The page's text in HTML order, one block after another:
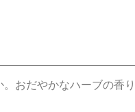
おだやかなハーブの香